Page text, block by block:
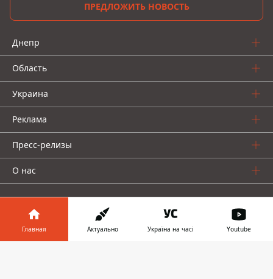
ПРЕДЛОЖИТЬ НОВОСТЬ
Днепр
Область
Украина
Реклама
Пресс-релизы
О нас
Главная Актуально Україна на часі Youtube